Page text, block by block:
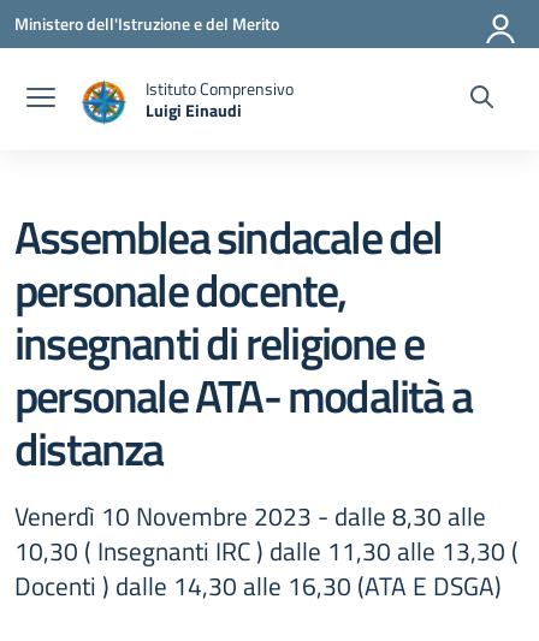
Vai ai contenuti
Vai al menu di navigazione
Vai al footer
Ministero dell'Istruzione e del Merito
Istituto Comprensivo
Luigi Einaudi
— Visita la pagina iniziale della scuola
Assemblea sindacale del
personale docente,
insegnanti di religione e
personale ATA- modalità a
distanza
Venerdì 10 Novembre 2023 - dalle 8,30 alle
10,30 ( Insegnanti IRC ) dalle 11,30 alle 13,30 (
Docenti ) dalle 14,30 alle 16,30 (ATA E DSGA)